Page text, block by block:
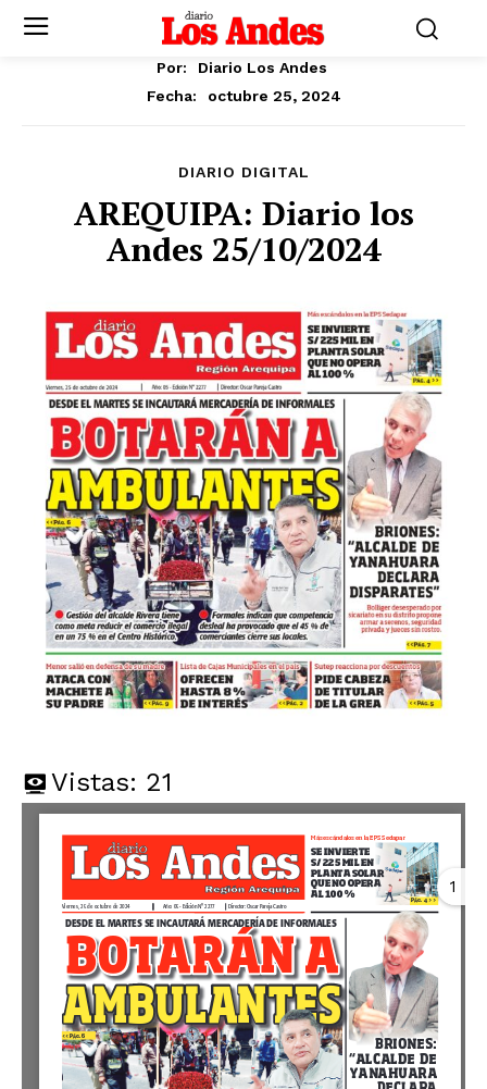
Por:
Diario Los Andes
Fecha:
octubre 25, 2024
DIARIO DIGITAL
AREQUIPA: Diario los
Andes 25/10/2024
Vistas: 21
1